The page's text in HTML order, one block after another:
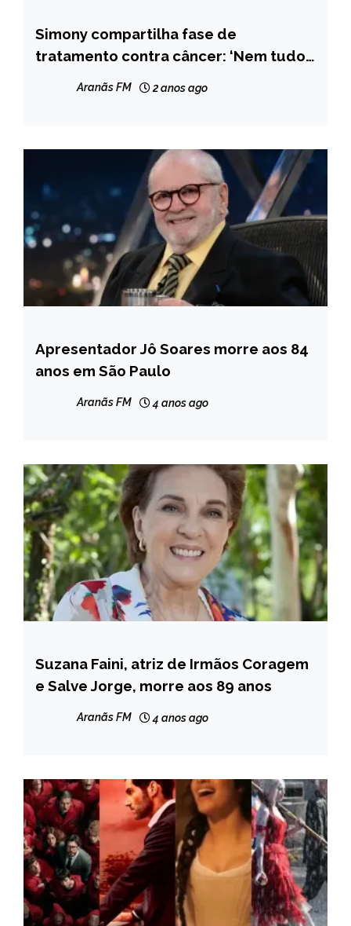
ENTRETENIMENTO
Simony compartilha fase de
tratamento contra câncer: ‘Nem tudo
Aranãs FM 2 anos ago
ENTRETENIMENTO
Apresentador Jô Soares morre aos 84
anos em São Paulo
Aranãs FM 4 anos ago
ENTRETENIMENTO
Suzana Faini, atriz de Irmãos Coragem
e Salve Jorge, morre aos 89 anos
Aranãs FM 4 anos ago